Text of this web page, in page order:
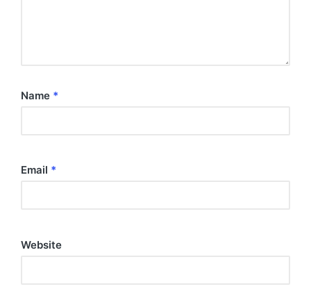
Name *
Email *
Website